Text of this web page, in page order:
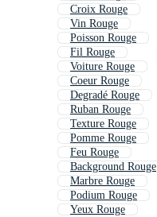
Croix Rouge
Vin Rouge
Poisson Rouge
Fil Rouge
Voiture Rouge
Coeur Rouge
Degradé Rouge
Ruban Rouge
Texture Rouge
Pomme Rouge
Feu Rouge
Background Rouge
Marbre Rouge
Podium Rouge
Yeux Rouge